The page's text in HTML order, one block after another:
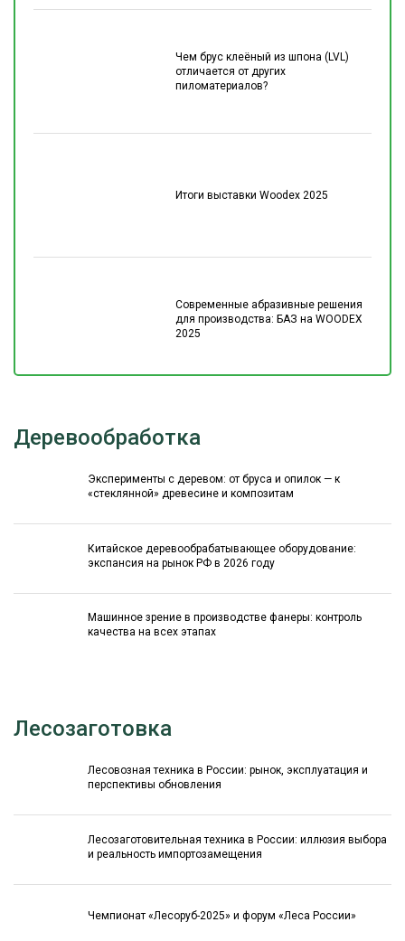
Чем брус клеёный из шпона (LVL)
отличается от других
пиломатериалов?
Итоги выставки Woodex 2025
Современные абразивные решения
для производства: БАЗ на WOODEX
2025
Деревообработка
Эксперименты с деревом: от бруса и опилок — к
«стеклянной» древесине и композитам
Китайское деревообрабатывающее оборудование:
экспансия на рынок РФ в 2026 году
Машинное зрение в производстве фанеры: контроль
качества на всех этапах
Лесозаготовка
Лесовозная техника в России: рынок, эксплуатация и
перспективы обновления
Лесозаготовительная техника в России: иллюзия выбора
и реальность импортозамещения
Чемпионат «Лесоруб-2025» и форум «Леса России»